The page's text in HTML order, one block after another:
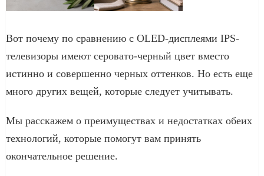
Вот почему по сравнению с OLED-дисплеями IPS-
телевизоры имеют серовато-черный цвет вместо
истинно и совершенно черных оттенков. Но есть еще
много других вещей, которые следует учитывать.
Мы расскажем о преимуществах и недостатках обеих
технологий, которые помогут вам принять
окончательное решение.